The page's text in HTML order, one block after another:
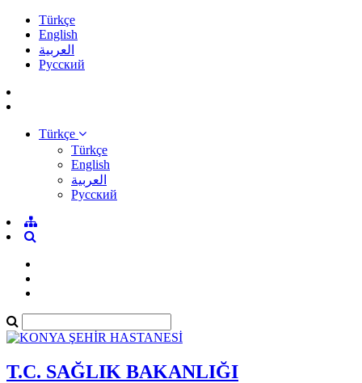
Türkçe
English
العربية
Pусский
Türkçe
Türkçe
English
العربية
Pусский
T.C. SAĞLIK BAKANLIĞI